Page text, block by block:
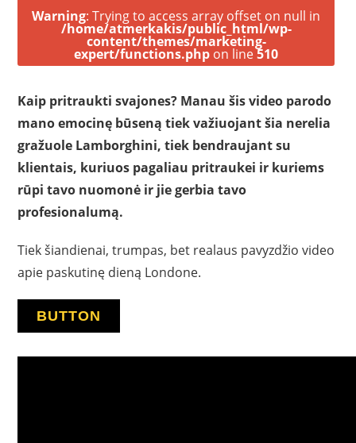
Warning: Trying to access array offset on null in
/home/atmerkakis/public_html/wp-
content/themes/marketing-
expert/functions.php on line510
Kaip pritraukti svajones? Manau šis video parodo
mano emocinę būseną tiek važiuojant šia nerelia
gražuole Lamborghini, tiek bendraujant su
klientais, kuriuos pagaliau pritraukei ir kuriems
rūpi tavo nuomonė ir jie gerbia tavo
profesionalumą.
Tiek šiandienai, trumpas, bet realaus pavyzdžio video
apie paskutinę dieną Londone.
BUTTON